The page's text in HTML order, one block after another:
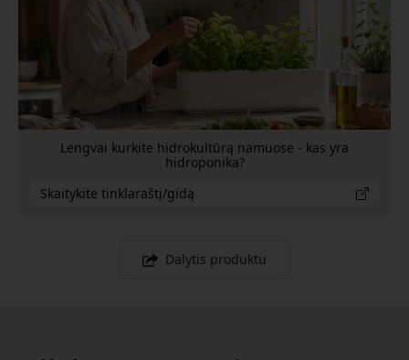
Lengvai kurkite hidrokultūrą namuose - kas yra
hidroponika?
Skaitykite tinklaraštį/gidą
Dalytis produktu